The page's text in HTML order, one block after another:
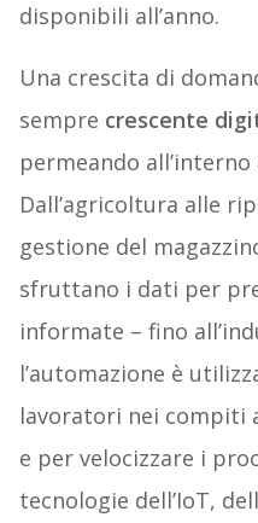
disponibili all’anno.
Una crescita di
sempre crescente
permeando
Dall’agricoltura alle
gestione del
sfruttano i dati per
informate – fino
l’automazione è
lavoratori nei compiti
e per velocizzare i
tecnologie dell’IoT,